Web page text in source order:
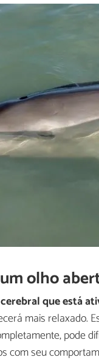
olho
que está
mais relaxado.
pode
com seu